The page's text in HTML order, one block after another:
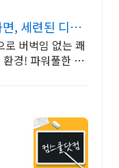
, 세련된 디자
버벅임 없는 쾌
경! 파워풀한 노